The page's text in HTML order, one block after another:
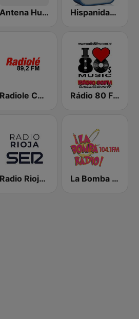
Antena Huelva Radio Romantica Hispanidade Radio
Radiole Costa de la Luz Rádio 80 FM - Anos 80
Radio Rioja SER La Bomba Radio